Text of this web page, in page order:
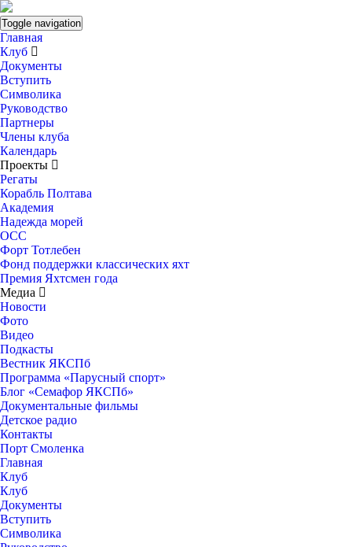
Toggle navigation
Главная
Клуб
Документы
Вступить
Символика
Руководство
Партнеры
Члены клуба
Календарь
Проекты
Регаты
Корабль Полтава
Академия
Надежда морей
ОСС
Форт Тотлебен
Фонд поддержки классических яхт
Премия Яхтсмен года
Медиа
Новости
Фото
Видео
Подкасты
Вестник ЯКСПб
Программа «Парусный спорт»
Блог «Семафор ЯКСПб»
Документальные фильмы
Детское радио
Контакты
Порт Смоленка
Главная
Клуб
Клуб
Документы
Вступить
Символика